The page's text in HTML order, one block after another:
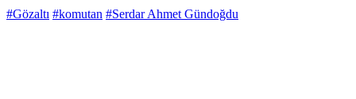
#Gözaltı #komutan #Serdar Ahmet Gündoğdu